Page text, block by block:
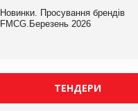
Новинки. Просування брендів
FMCG.Березень 2026
ТЕНДЕРИ